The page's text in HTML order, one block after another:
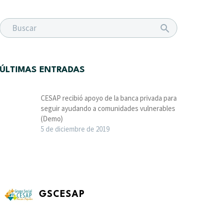
ÚLTIMAS ENTRADAS
CESAP recibió apoyo de la banca privada para
seguir ayudando a comunidades vulnerables
(Demo)
5 de diciembre de 2019
GSCESAP